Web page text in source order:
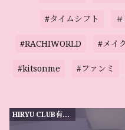
#タイムシフト
#RACHIWORLD #メイ
#kitsonme #ファンミ
HIRYU CLUB有料会員限定